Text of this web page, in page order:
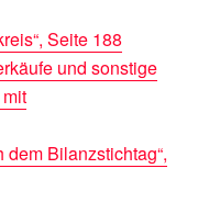
Seite 188
und sonstige
Bilanzstichtag“,